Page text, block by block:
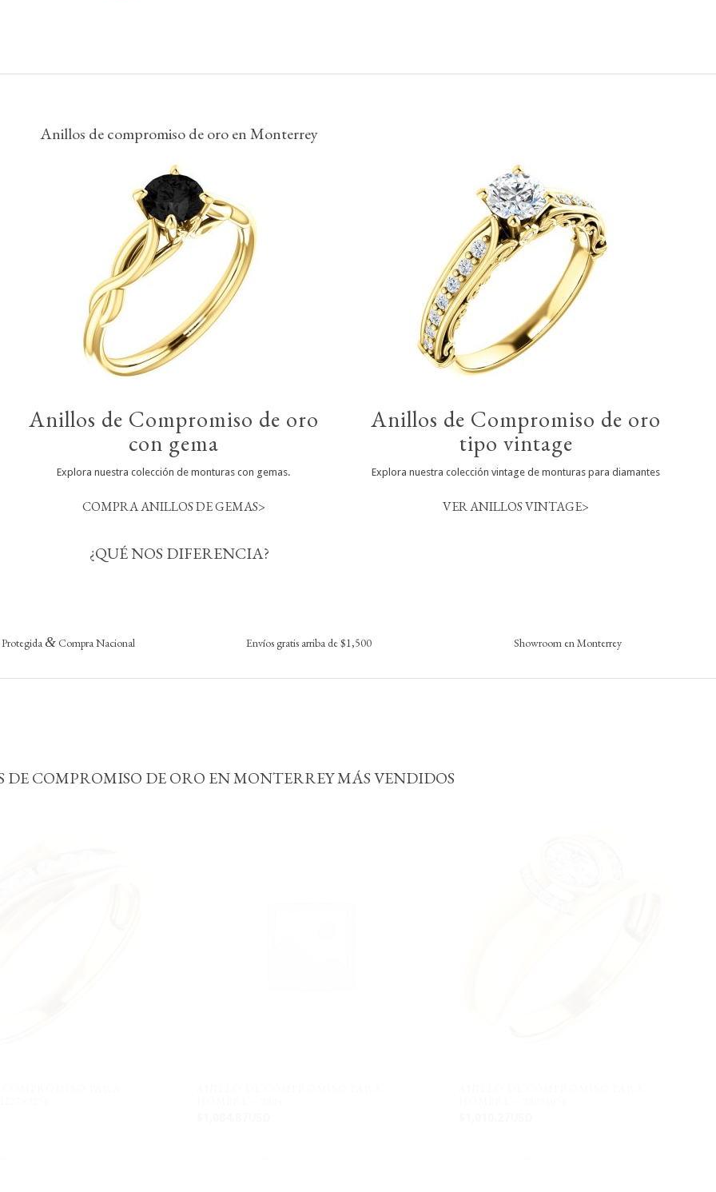
Anillos de compromiso de oro en Monterrey
Anillos de Compromiso de oro
con gema
Explora nuestra colección de monturas con gemas.
COMPRA ANILLOS DE GEMAS>
Anillos de Compromiso de oro
tipo vintage
Explora nuestra colección vintage de monturas para diamantes
VER ANILLOS VINTAGE>
¿QUÉ NOS DIFERENCIA?
&Compra Nacional Envíos gratis arriba de $1,500 Showroom en Monterrey
DE COMPROMISO DE ORO EN MONTERREY MÁS VENDIDOS